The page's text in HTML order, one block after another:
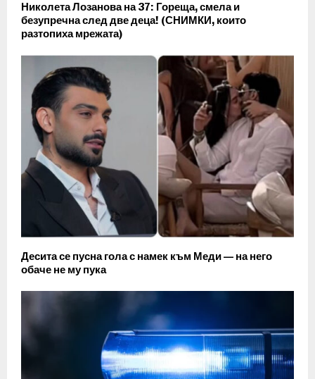
Николета Лозанова на 37: Гореща, смела и
безупречна след две деца! (СНИМКИ, които
разтопиха мрежата)
Десита се пусна гола с намек към Меди — на него
обаче не му пука